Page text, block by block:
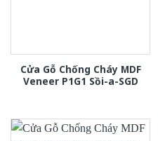
Cửa Gỗ Chống Cháy MDF
Veneer P1G1 Sồi-a-SGD